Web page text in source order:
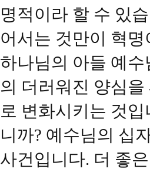
명적이라 할 수 있
어서는 것만이 혁
하나님의 아들 예
의 더러워진 양심
로 변화시키는 것
니까? 예수님의 십
사건입니다. 더 좋